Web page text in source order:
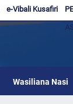
e-Vibali Kusafiri
Wasiliana Nasi